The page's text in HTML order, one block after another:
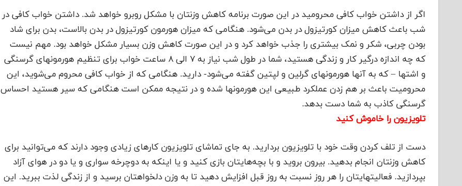
اگر از داشتن خواب کافی محرومید در این صورت برنامه کاهش وزنتان با مشکل روبرو خواهد شد. داشتن خواب کافی در
شب باعث کاهش میزان کورتیزول در بدن می‌شود. هنگامی که میزان هورمون کورتیزول در بدن بالاست، بدن برای شاد
بودن چربی، شکر و نمک بیشتری را جذب خواهد کرد و در این صورت کاهش وزن بسیار مشکل خواهد بود. مهم نیست
که چه اندازه درگیر کار و زندگی هستید، شما در طول شب نیاز به ۷ الی ۸ ساعت خواب برای تنظیم هورمونهای گرسنگی
و اشتها – که به آنها هورمونهای گرلین و لپتین گفته می‌شود- دارید. هنگامی که از خواب کافی محروم می‌شوید، این
محرومیت باعث بر هم زدن عملکرد طبیعی این هورمونها شده و در نتیجه ممکن است هنگامی که سیر هستید احساس
گرسنگی کاذب به شما دست بدهد.
تلویزیون را خاموش کنید
دست از تلف کردن وقت خود با تلویزیون بر‌دارید. به جای تماشای تلویزیون کارهای زیادی وجود دارند که می‌توانید برای
کاهش وزنتان انجام بدهید. بیرون بروید و با بچه‌هایتان بازی کنید و یا اینکه به دوچرخه سواری و یا دو در هوای آزاد
بپردازید. فعالیتهایتان را هر روز نسبت به روز قبل افزایش دهید تا به وزن دلخواهتان برسید و از زندگی لذت ببرید. این